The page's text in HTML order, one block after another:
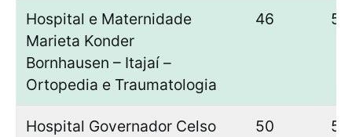
Hospital e Maternidade
Marieta Konder
Bornhausen – Itajaí –
Ortopedia e Traumatologia
46 53
Hospital Governador Celso
50 50